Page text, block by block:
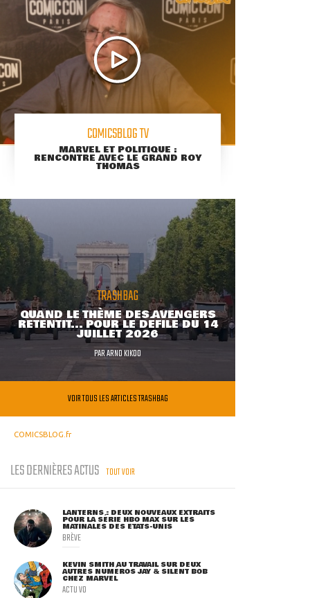
COMICSBLOG TV
MARVEL ET POLITIQUE :
RENCONTRE AVEC LE GRAND ROY
THOMAS
TRASHBAG
QUAND LE THÈME DES AVENGERS
RETENTIT... POUR LE DÉFILÉ DU 14
JUILLET 2026
PARARNO KIKOO
VOIR TOUS LES ARTICLES TRASHBAG
COMICSBLOG.fr
LES DERNIÈRES ACTUS TOUT VOIR
LANTERNS : DEUX NOUVEAUX EXTRAITS
POUR LA SÉRIE HBO MAX SUR LES
MATINALES DES ETATS-UNIS
BRÈVE
KEVIN SMITH AU TRAVAIL SUR DEUX
AUTRES NUMÉROS JAY & SILENT BOB
CHEZ MARVEL
ACTU VO